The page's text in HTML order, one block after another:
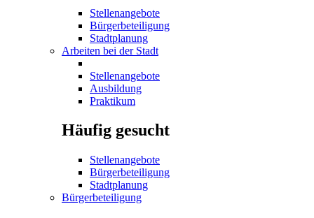
Stellenangebote
Bürgerbeteiligung
Stadtplanung
Arbeiten bei der Stadt
Stellenangebote
Ausbildung
Praktikum
Häufig gesucht
Stellenangebote
Bürgerbeteiligung
Stadtplanung
Bürgerbeteiligung